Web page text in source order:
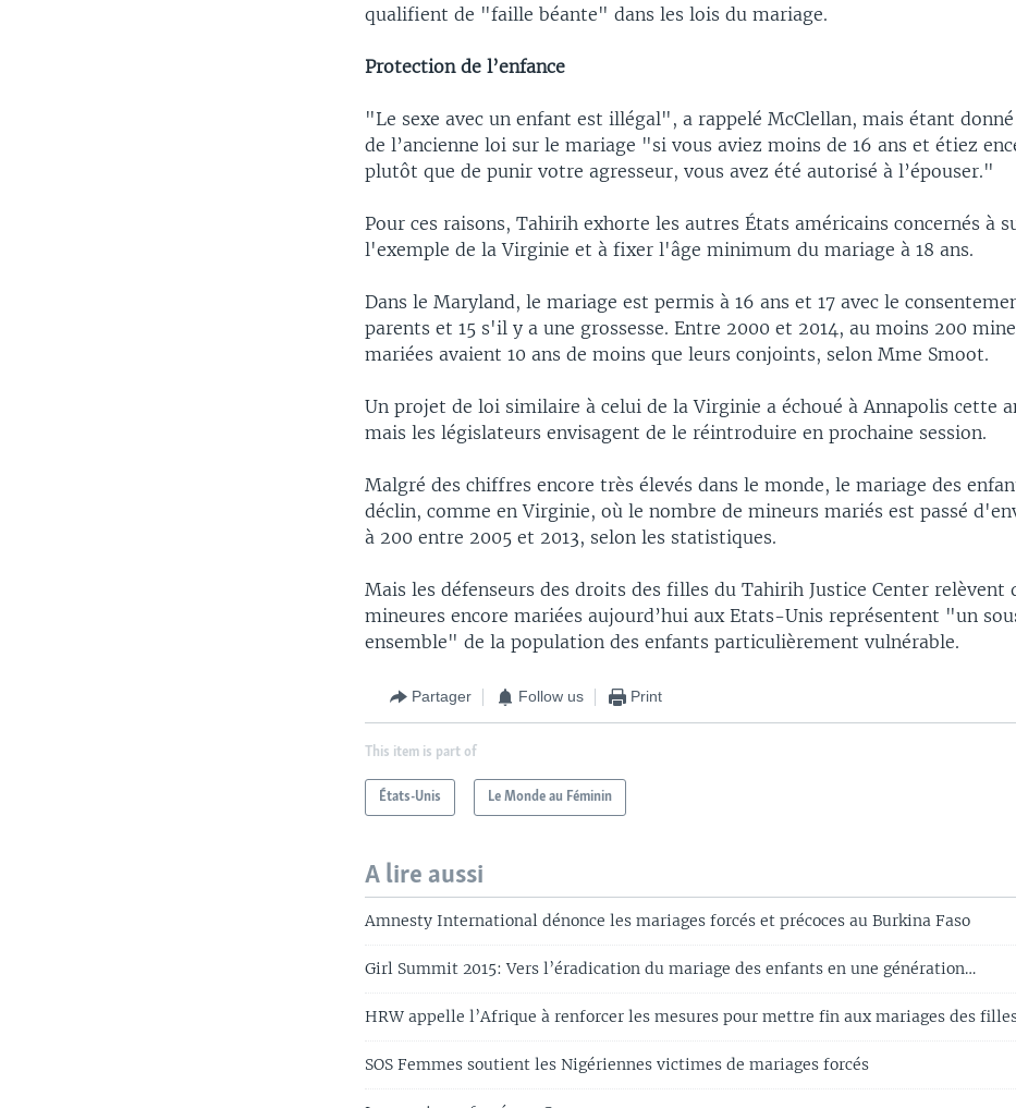
qualifient de "faille béante" dans les lois du mariage.
Protection de l’enfance
"Le sexe avec un enfant est illégal", a rappelé McClellan, mais étant
de l’ancienne loi sur le mariage "si vous aviez moins de 16 ans et étiez
plutôt que de punir votre agresseur, vous avez été autorisé à l’épouser."
Pour ces raisons, Tahirih exhorte les autres États américains concernés à
l'exemple de la Virginie et à fixer l'âge minimum du mariage à 18 ans.
Dans le Maryland, le mariage est permis à 16 ans et 17 avec le
parents et 15 s'il y a une grossesse. Entre 2000 et 2014, au moins 200
mariées avaient 10 ans de moins que leurs conjoints, selon Mme Smoot.
Un projet de loi similaire à celui de la Virginie a échoué à Annapolis cette
mais les législateurs envisagent de le réintroduire en prochaine session.
Malgré des chiffres encore très élevés dans le monde, le mariage des
déclin, comme en Virginie, où le nombre de mineurs mariés est passé
à 200 entre 2005 et 2013, selon les statistiques.
Mais les défenseurs des droits des filles du Tahirih Justice Center relèvent
mineures encore mariées aujourd’hui aux Etats-Unis représentent "un
ensemble" de la population des enfants particulièrement vulnérable.
Partager Follow us Print
This item is part of
États-Unis Le Monde au Féminin
A lire aussi
Amnesty International dénonce les mariages forcés et précoces au Burkina Faso
Girl Summit 2015: Vers l’éradication du mariage des enfants en une génération…
HRW appelle l’Afrique à renforcer les mesures pour mettre fin aux mariages des
SOS Femmes soutient les Nigériennes victimes de mariages forcés